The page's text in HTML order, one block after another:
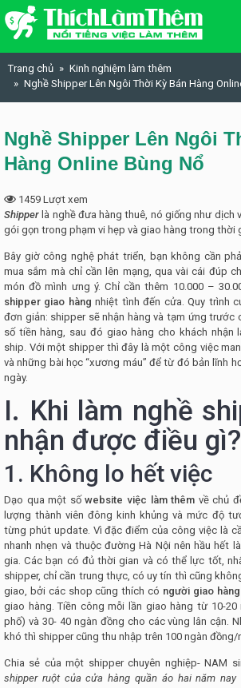
Skip to content
Trang chủ
Kinh nghiệm làm thêm
Nghề Shipper Lên Ngôi Thời Kỳ Bán Hàng
Nghề Shipper Lên Ngôi
Hàng Online Bùng Nổ
1459 Lượt xem
Shipper là nghề đưa hàng thuê, nó giống như dịch
gói gọn trong phạm vi hẹp và giao hàng trong thời
Bây giờ công nghệ phát triển, bạn không cần
mua sắm mà chỉ cần lên mạng, qua vài cái đúp
món đồ mình ưng ý. Chỉ cần thêm 10.000 –
shipper giao hàng nhiệt tình đến cửa. Quy trình
đơn giản: shipper sẽ nhận hàng và tạm ứng trước
số tiền hàng, sau đó giao hàng cho khách nhận
ship. Với một shipper thì đây là một công việc
và những bài học “xương máu” để từ đó bản lĩnh
ngày.
I. Khi làm nghề
nhận được điều gì?
1. Không lo hết việc
Dạo qua một sốwebsite việc làm thêm về chủ
lượng thành viên đông kinh khủng và mức độ
từng phút update. Vì đặc điểm của công việc là
nhanh nhẹn và thuộc đường Hà Nội nên hầu hết
gia. Các bạn có đủ thời gian và có thể lực tốt,
shipper, chỉ cần trung thực, có uy tín thì cũng
giao, bởi các shop cũng thích có người giao hàng
giao hàng. Tiền công mỗi lần giao hàng từ 10-
phố) và 30- 40 ngàn đồng cho các vùng lân cận.
khó thì shipper cũng thu nhập trên 100 ngàn đồng/
Chia sẻ của một shipper chuyên nghiệp- NAM
shipper ruột của cửa hàng quần áo hai năm nay